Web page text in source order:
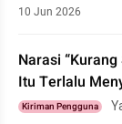
10 Jun 2026
Narasi
Itu Terlalu
Kiriman Pengguna